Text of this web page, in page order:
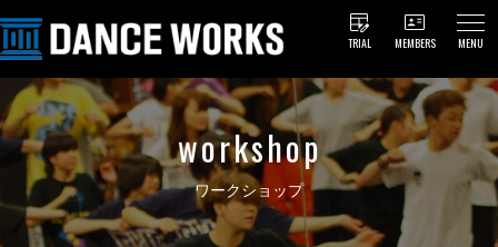
TRIAL MEMBERS MENU
workshop
ワークショップ